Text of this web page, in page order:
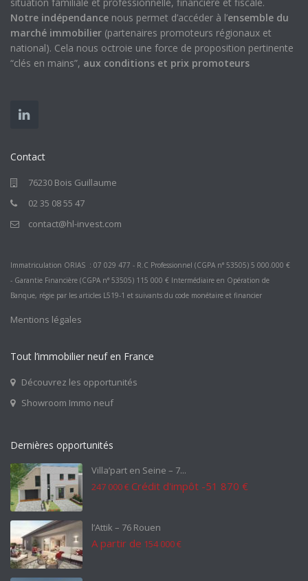
Notre indépendance nous permet d’accéder à l’ensemble du
marché immobilier (partenaires promoteurs régionaux et
national). Cela nous octroie une force de proposition pertinente
“clés en mains”, aux conditions et prix promoteurs
Contact
76230 Bois Guillaume
02 35 08 55 47
contact@hl-invest.com
Immatriculation ORIAS : 07 029 477 - R.C Professionnel (CGPA n° 53505) 5 000.000 €
- Garantie Financière (CGPA n° 53505) 115 000 € Intermédiaire en Opération de
Banque, régie par les articles L519-1 et suivants du code monétaire et financier
Mentions légales
Tout l’immobilier neuf en France
Découvrez les opportunités
Showroom Immo neuf
Dernières opportunités
Villa’part en Seine – 7...
247 000 €Crédit d'impôt -51 870 €
l’Attik – 76 Rouen
A partir de 154 000 €